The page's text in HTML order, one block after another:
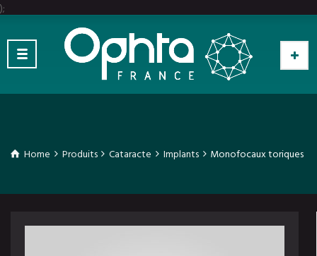
);
Home Produits Cataracte Implants Monofocaux toriques